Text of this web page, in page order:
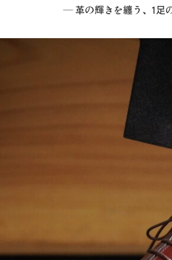
― 革の輝きを纏う、1足